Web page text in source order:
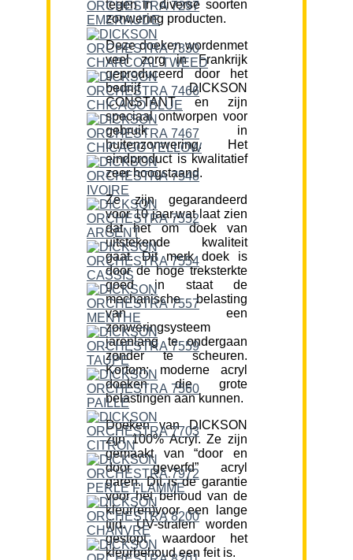
tegen in diverse soorten
zonwering producten.
Deze doeken wordenmet
veel zorg in Frankrijk
geproduceerd door het
bedrijf DICKSON
CONSTANT en zijn
speciaal ontworpen voor
gebruik in
buitenzonwering. Het
eindproduct is kwalitatief
zeer hoogstaand.
Ze zijn gegarandeerd
voor 10 jaar,wat laat zien
dat het om doek van
uitstekende kwaliteit
gaat. Dit merk doek is
door de hoge treksterkte
goed in staat de
mechanische belasting
van een
zonweringsysteem
jarenlang te ondergaan
zonder te scheuren.
Kortom; moderne acryl
doeken die grote
belastingen aan kunnen.
Doeken van DICKSON
zijn 100% Acryl. Ze zijn
gemaakt van “door en
door geverfd” acryl
garen. Dit is de garantie
voor het behoud van de
kleur(en)voor een lange
tijd. UV-stralen worden
gestopt waardoor het
kleurbehoud een feit is.